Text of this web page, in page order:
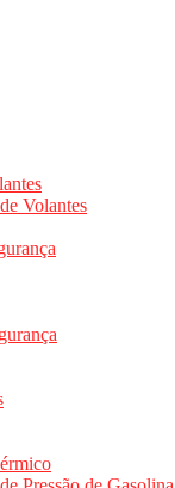
Volantes